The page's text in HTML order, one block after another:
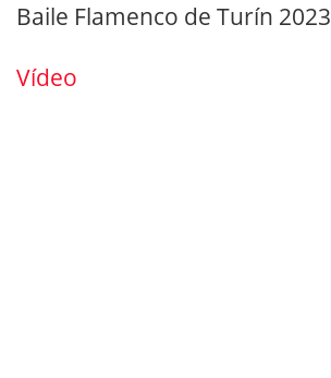
Baile Flamenco de Turín 2023
Vídeo